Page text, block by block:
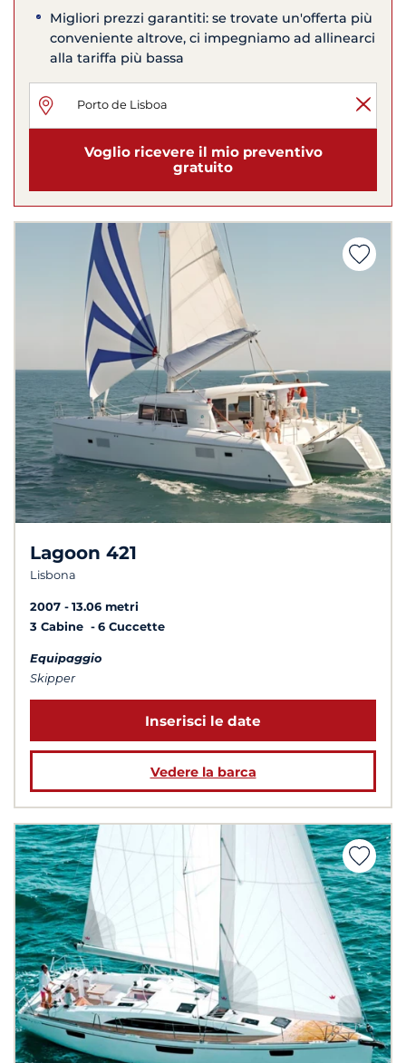
Migliori prezzi garantiti: se trovate un'offerta più
conveniente altrove, ci impegniamo ad allinearci
alla tariffa più bassa
Voglio ricevere il mio preventivo
gratuito
Lagoon 421
Lisbona
2007
13.06 metri
3 Cabine
6 Cuccette
Equipaggio
Skipper
Inserisci le date
Vedere la barca